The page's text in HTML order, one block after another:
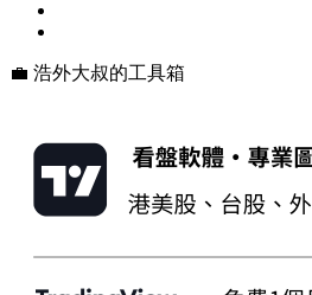
💼 浩外大叔的工具箱